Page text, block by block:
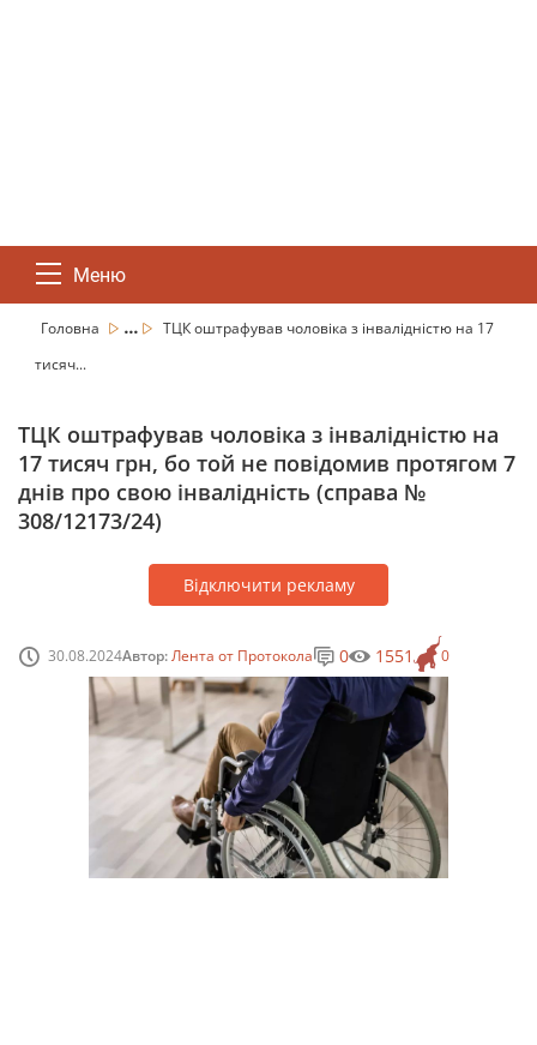
Меню
Головна ...
ТЦК оштрафував чоловіка з інвалідністю на 17
тисяч...
ТЦК оштрафував чоловіка з інвалідністю на
17 тисяч грн, бо той не повідомив протягом 7
днів про свою інвалідність (справа №
308/12173/24)
Відключити рекламу
30.08.2024Автор:Лента от Протокола 0
0 1551